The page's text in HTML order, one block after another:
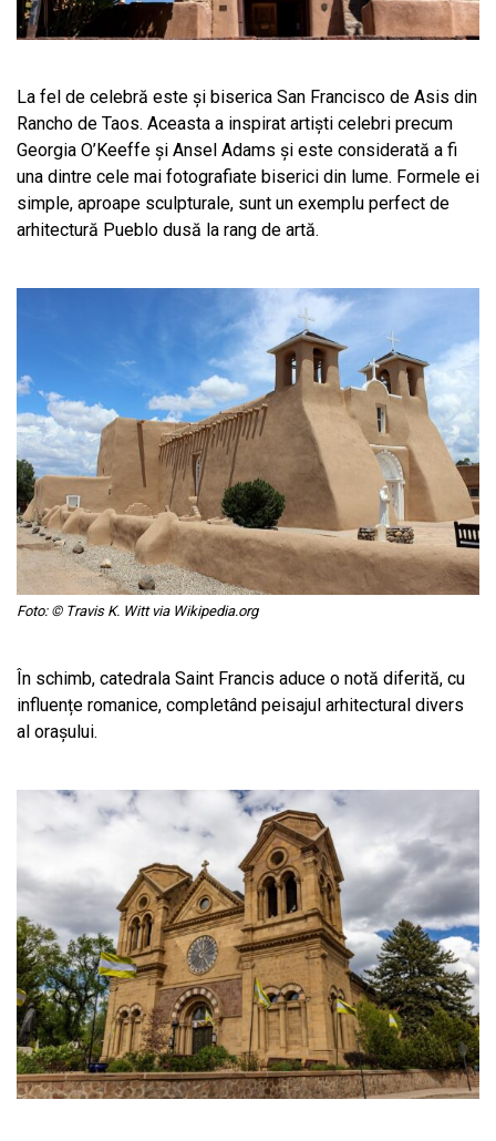
La fel de celebră este și biserica San Francisco de Asis din
Rancho de Taos. Aceasta a inspirat artiști celebri precum
Georgia O’Keeffe și Ansel Adams și este considerată a fi
una dintre cele mai fotografiate biserici din lume. Formele ei
simple, aproape sculpturale, sunt un exemplu perfect de
arhitectură Pueblo dusă la rang de artă.
Foto: © Travis K. Witt via Wikipedia.org
În schimb, catedrala Saint Francis aduce o notă diferită, cu
influențe romanice, completând peisajul arhitectural divers
al orașului.